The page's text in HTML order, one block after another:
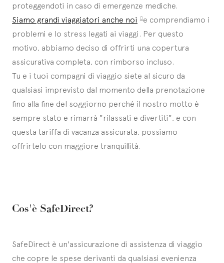
proteggendoti in caso di emergenze mediche.
Siamo grandi viaggiatori anche noi
e comprendiamo i
problemi e lo stress legati ai viaggi. Per questo
motivo, abbiamo deciso di offrirti una copertura
assicurativa completa, con rimborso incluso.
Tu e i tuoi compagni di viaggio siete al sicuro da
qualsiasi imprevisto dal momento della prenotazione
fino alla fine del soggiorno perché il nostro motto è
sempre stato e rimarrà "rilassati e divertiti", e con
questa tariffa di vacanza assicurata, possiamo
offrirtelo con maggiore tranquillità.
Cos'è SafeDirect?
SafeDirect è un'assicurazione di assistenza di viaggio
che copre le spese derivanti da qualsiasi evenienza